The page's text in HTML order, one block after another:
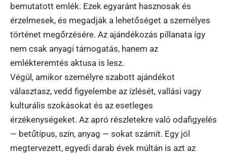
bemutatott emlék. Ezek egyaránt hasznosak és
érzelmesek, és megadják a lehetőséget a személyes
történet megőrzésére. Az ajándékozás pillanata így
nem csak anyagi támogatás, hanem az
emlékteremtés aktusa is lesz.
Végül, amikor személyre szabott ajándékot
választasz, vedd figyelembe az ízlését, vallási vagy
kulturális szokásokat és az esetleges
érzékenységeket. Az apró részletekre való odafigyelés
— betűtípus, szín, anyag — sokat számít. Egy jól
megtervezett, egyedi darab évek múltán is azt az